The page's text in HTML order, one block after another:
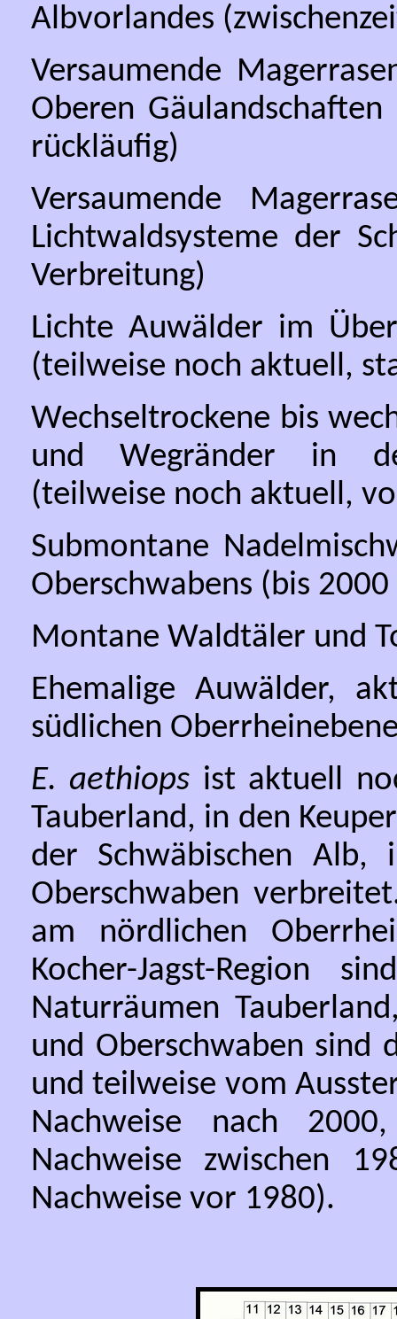
Albvorlandes
Versaumende
Oberen
rückläufig)
Versaumende
Lichtwaldsysteme der
Verbreitung)
Lichte Auwälder im
(teilweise noch aktuell,
Wechseltrockene bis
und Wegränder in
(teilweise noch aktuell,
Submontane
Oberschwabens (bis
Montane Waldtäler und
Ehemalige Auwälder,
südlichen
E. aethiops ist aktuell
Tauberland, in den
der Schwäbischen
Oberschwaben
am nördlichen
Kocher-Jagst-Region
Naturräumen
und Oberschwaben sind
und teilweise vom
Nachweise nach
Nachweise zwischen
Nachweise vor 1980).